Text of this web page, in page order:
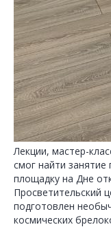
Лекции, мастер-
смог найти
площадку на Дне
Просветительский
подготовлен
космических